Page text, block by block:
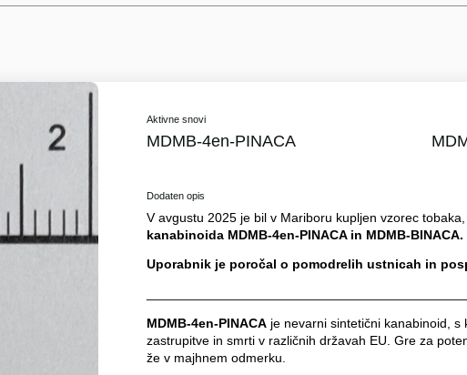
Aktivne snovi
MDMB-4en-PINACA
Dodaten opis
V avgustu 2025 je bil v Mariboru kupljen vzorec
kanabinoida MDMB-4en-PINACA in MDMB-BINACA.
Uporabnik je poročal o pomodrelih ustnicah in
MDMB-4en-PINACAje nevarni sintetični kanabinoid, s
zastrupitve in smrti v različnih državah EU. Gre za
že v majhnem odmerku.